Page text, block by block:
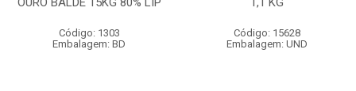
Código: 1303
Embalagem: BD
Código: 15628
Embalagem: UND